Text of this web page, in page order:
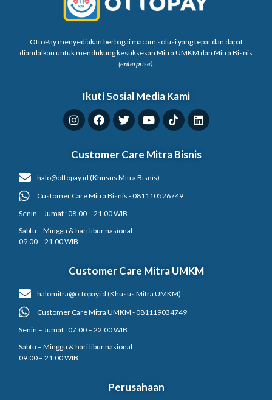
OttoPay menyediakan berbagai macam solusi yang tepat dan dapat
diandalkan untuk mendukung kesuksesan Mitra UMKM dan Mitra Bisnis
(enterprise).
Ikuti Sosial Media Kami
Customer Care Mitra Bisnis
halo@ottopay.id (Khusus Mitra Bisnis)
Customer Care Mitra Bisnis - 081110526749
Senin – Jumat : 08.00 – 21.00 WIB
Sabtu – Minggu & hari libur nasional
09.00 – 21.00 WIB
Customer Care Mitra UMKM
halomitra@ottopay.id (Khusus Mitra UMKM)
Customer Care Mitra UMKM - 081119034749
Senin – Jumat : 07.00 – 22.00 WIB
Sabtu – Minggu & hari libur nasional
09.00 – 21.00 WIB
Perusahaan